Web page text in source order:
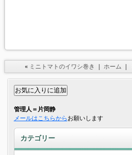
« ミニトマトのイワシ巻き ｜ ホーム ｜
管理人＝片岡静
メールはこちらから お願いします
カテゴリー